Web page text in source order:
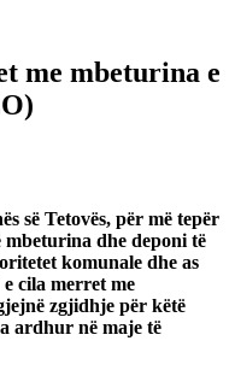
me mbeturina e
së Tetovës, për më tepër
mbeturina dhe deponi të
komunale dhe as
cila merret me
zgjidhje për këtë
ardhur në maje të